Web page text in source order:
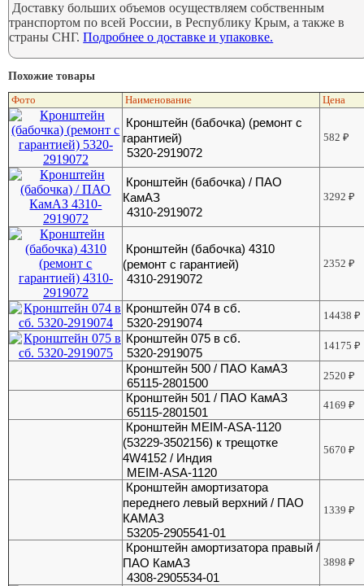
Доставку больших объемов осуществляем собственным
транспортом по всей России, в Республику Крым, а также в
страны СНГ.Подробнее о доставке и упаковке.
Похожие товары
Фото Наименование Цена
Кронштейн (бабочка) (ремонт с
гарантией)
5320-2919072
582₽
Кронштейн (бабочка) / ПАО
КамАЗ
4310-2919072
3292₽
Кронштейн (бабочка) 4310
(ремонт с гарантией)
4310-2919072
2352₽
Кронштейн 074 в сб.
5320-2919074
14438₽
Кронштейн 075 в сб.
5320-2919075
14175₽
Кронштейн 500 / ПАО КамАЗ
65115-2801500
2520₽
Кронштейн 501 / ПАО КамАЗ
65115-2801501
4169₽
Кронштейн MEIM-ASA-1120
(53229-3502156) к трещотке
4W4152 / Индия
MEIM-ASA-1120
5670₽
Кронштейн амортизатора
переднего левый верхний / ПАО
КАМАЗ
53205-2905541-01
1339₽
Кронштейн амортизатора правый /
ПАО КамАЗ
4308-2905534-01
3898₽